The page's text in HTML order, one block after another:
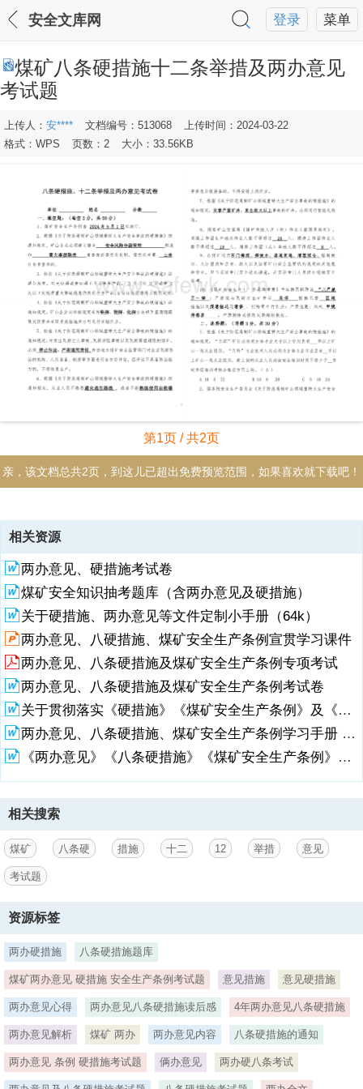
菜单
登录
安全文库网
煤矿八条硬措施十二条举措及两办意见
考试题
上传人： 安**** 文档编号：513068
上传时间：2024-03-22
格式：WPS
页数：2 大小：33.56KB
第1页 / 共2页
亲，该文档总共2页，到这儿已超出免费预览范围，如果喜欢就下载吧！
资源描述
1、1八条硬措施、十二条举措及两办意见考试卷 单位 姓名 分数 一、填
空题：（每空 2 分，共 50 分）1、煤矿安全生产条例自 2024 年 5 月 1
日起施行。2、根据关于防范遏制矿山领域重特大生产安全事故的硬措
施的通知规定，矿山企业必须建立健全 安全风险分级管控 制度和 重大
事故隐患 自查自改常态化机制，常态化开展 三违 行为自查自纠。3、
根据关于防范遏制矿山领域重特大生产安全事故的硬措施的通知规定，
对无证照或者证照不全从事生产的，3 个月内 2 次或者 2 次以上发现有
重大事故隐患仍然进行生产的，依法依规提请地方政府关闭。4、根据
关于防范遏制矿山领域重特大生产安全事故的硬措施的通知规定，
2、矿山企业必须按规定采用钻探、物探、化探方法相互查清隐蔽致灾
因素并采取有效措施后方可进行采掘作业。5、根据关于防范遏制矿山
领域重特大生产安全事故的硬措施的通知规定，对发生瓦斯亡人事故、
瓦斯涉险事故以及瓦斯高值超限的煤矿，必须 停止作业、严肃追究责
任,并由地方煤矿安全监管部门对企业瓦斯防治的机构、人员装备、制度
等方面进行全方位评估，经评估不具备防治能力的，不得恢复生产。
6、根据关于防范遏制矿山领域重特大生产安全事故的硬措施的通知规
定，从业人员不熟悉避灾逃生路线，或者不能熟练使用自救器 等紧急自
救装备的，不得安排上岗作业。7、根据关于防范遏制矿山领域重特大
生产安全事故的硬措施的通知规定，灾害严重矿井
监局煤矿单班入井（坑）作业人数限员规定，采煤工作面生产班次作业
面（点）单班人数不得超过 8 人。9、在煤矿进行石门揭煤、探放水、
巷道贯通、清理煤仓、强制放顶、火区密闭和启封、动火以及国家矿山
安全监察机构规定的其他危险作业，应当采取专门安全技术措施，并安
施瓦斯防治“六严禁五一律；严禁煤与瓦斯突出矿井以 局部 措施代替 区
域 措施以及煤巷掘进与巷修、打钻等平行作业；严禁包裹、风吹 甲烷
传感器，严禁删除或修改
4、瓦斯超限数据。二、选择题：（每题 3 分，共 30 分）1、根据关于
5、特大生产安全事故的硬措施的通知规定，对探放水造假、禁采区采
相关资源
两办意见、硬措施考试卷
煤矿安全知识抽考题库（含两办意见及硬措施）
关于硬措施、两办意见等文件定制小手册（64k）
两办意见、八硬措施、煤矿安全生产条例宣贯学习课件
两办意见、八条硬措施及煤矿安全生产条例专项考试
两办意见、八条硬措施及煤矿安全生产条例考试卷
关于贯彻落实《硬措施》《煤矿安全生产条例》及《两办意见》的通知
两办意见、八条硬措施、煤矿安全生产条例学习手册 文档(1)
《两办意见》《八条硬措施》《煤矿安全生产条例》培训效果检验考试试题
相关搜索
煤矿 八条硬 措施 十二 12 举措 意见
考试题
资源标签
两办硬措施 八条硬措施题库
煤矿两办意见 硬措施 安全生产条例考试题 意见措施 意见硬措施
两办意见心得 两办意见八条硬措施读后感 4年两办意见八条硬措施
两办意见解析 煤矿 两办 两办意见内容 八条硬措施的通知
两办意见 条例 硬措施考试题 俩办意见 两办硬八条考试